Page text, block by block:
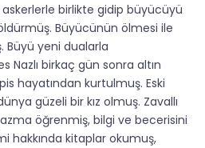
birlikte gidip büyücüyü
Büyücünün ölmesi ile
Büyü yeni dualarla
Nazlı birkaç gün sonra altın
hayatından kurtulmuş. Eski
güzeli bir kız olmuş. Zavallı
öğrenmiş, bilgi ve becerisini
hakkında kitaplar okumuş,